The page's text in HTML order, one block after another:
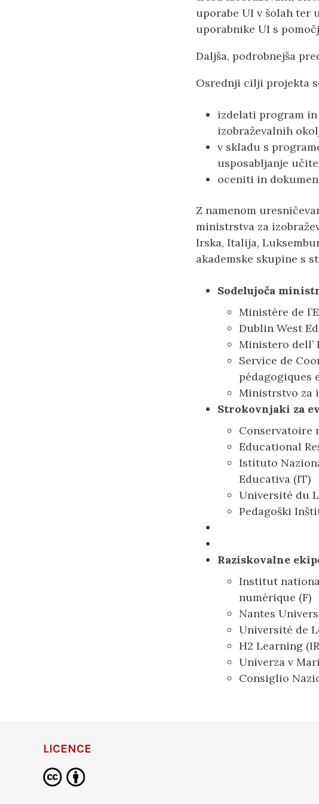
uporabe UI v šolah ter
uporabnike UI s
Daljša, podrobnejša
Osrednji cilji projekta
izdelati program in
izobraževalnih
v skladu s
usposabljanje
oceniti in
Z namenom
ministrstva za
Irska, Italija,
akademske skupine s
Sodelujoča
Ministère de
Dublin West
Ministero dell’
Service de
pédagogiques
Ministrstvo za
Strokovnjaki za
Conservatoire
Educational
Istituto
Educativa (IT)
Université du
Pedagoški
Raziskovalne
Institut
numérique (F)
Nantes
Université de
H2 Learning
Univerza v
Consiglio
LICENCE